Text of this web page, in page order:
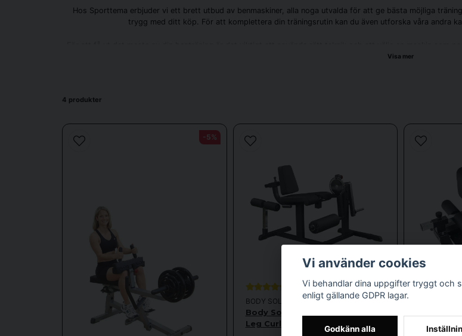
Hos Sporttema erbjuder vi ett brett utbud av benmaskiner, alla noga utvalda för att ge bästa möjliga
trygg med ditt köp. För att komplettera din träningsrutin kan du även utforska våra andra
Sommarprodukter
Vad är en benmaskin och vilka
Kan en benmaskin påverka mitt
Är benmaskinär lätta att använda
Vilka andra träningskategorier kan jag
Varför är det viktigt att använda korrekt
Visa mer
4 produkter
-5%
BODY SOLID
Body Solid CAM Leg Extension /
Leg Curl Maskin
2 999 kr
Vi använder cookies
Vi behandlar dina uppgifter tryggt och
enligt gällande GDPR lagar.
Godkänn alla